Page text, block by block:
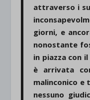
attraverso i
giorni, e
nonostante
in piazza con
è arrivata
malinconico e
nessuno